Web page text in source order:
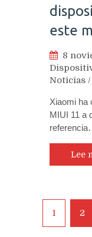
este
8
Noticias /
Xiaomi ha
MIUI 11 a
Lee
de
1 2